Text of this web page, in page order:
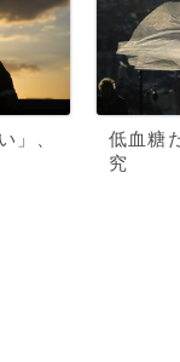
」、
低血糖
究